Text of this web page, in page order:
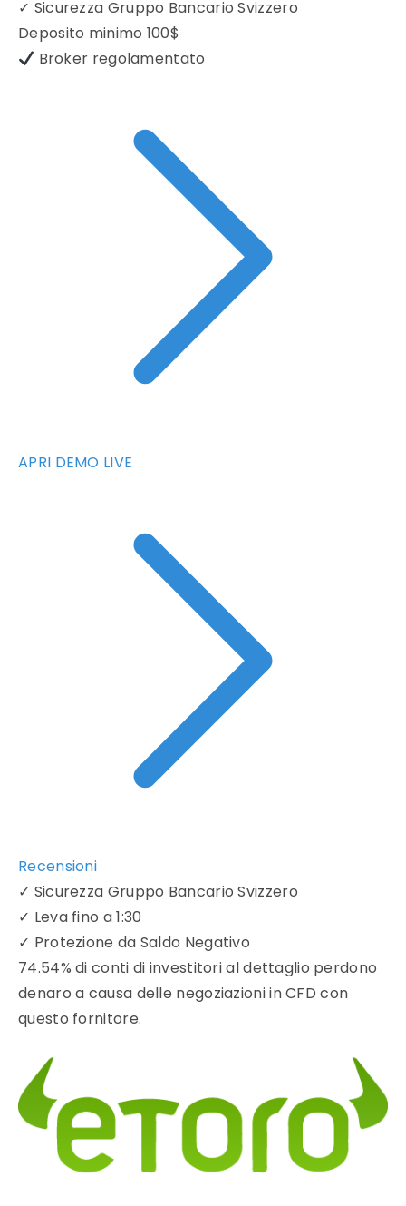
✓ Sicurezza Gruppo Bancario Svizzero
Deposito minimo 100$
Broker regolamentato
APRI DEMO LIVE
Recensioni
✓ Sicurezza Gruppo Bancario Svizzero
✓ Leva fino a 1:30
✓ Protezione da Saldo Negativo
74.54% di conti di investitori al dettaglio perdono
denaro a causa delle negoziazioni in CFD con
questo fornitore.